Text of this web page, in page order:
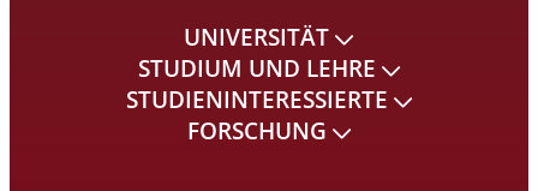
UNIVERSITÄT
STUDIUM UND LEHRE
STUDIENINTERESSIERTE
FORSCHUNG